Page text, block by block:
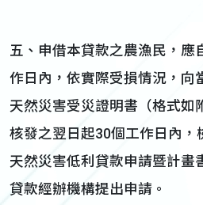
五、申借本貸款之農漁民，應
作日內，依實際受損情況，向
天然災害受災證明書（格式如
核發之翌日起30個工作日內，
天然災害低利貸款申請暨計畫
貸款經辦機構提出申請。